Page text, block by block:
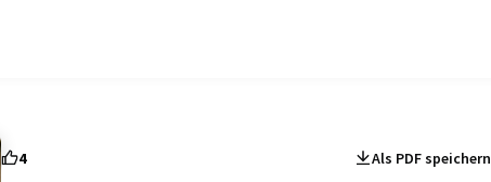
© Jörn Rynio
4 Als PDF speichern